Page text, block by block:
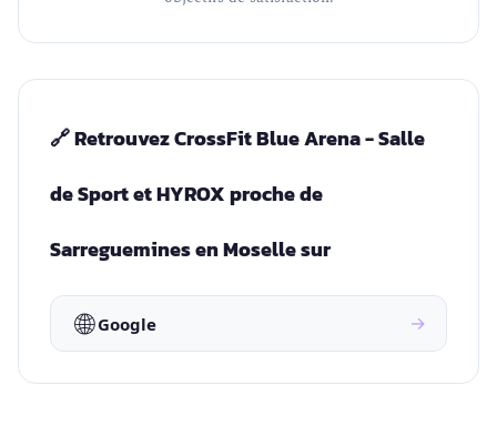
🔗 Retrouvez CrossFit Blue Arena - Salle
de Sport et HYROX proche de
Sarreguemines en Moselle sur
🌐 Google →